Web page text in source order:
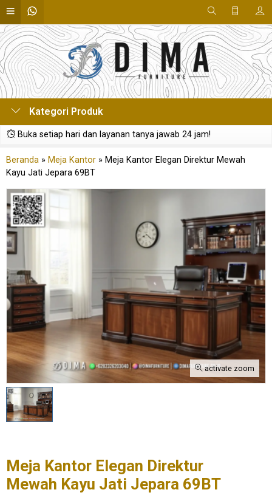
Kategori Produk
Buka setiap hari dan layanan tanya jawab 24 jam!
Beranda » Meja Kantor » Meja Kantor Elegan Direktur Mewah
Kayu Jati Jepara 69BT
activate zoom
Meja Kantor Elegan Direktur
Mewah Kayu Jati Jepara 69BT